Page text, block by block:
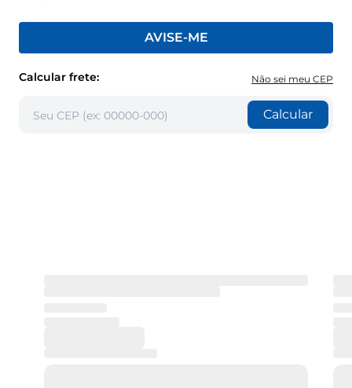
AVISE-ME
Calcular frete: Não sei meu CEP
Calcular